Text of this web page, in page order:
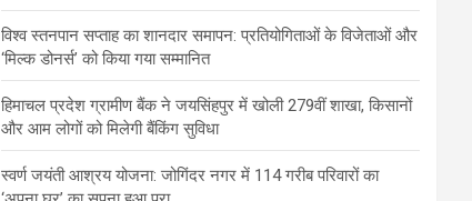
विश्व स्तनपान सप्ताह का शानदार समापन: प्रतियोगिताओं के विजेताओं और
‘मिल्क डोनर्स’ को किया गया सम्मानित
हिमाचल प्रदेश ग्रामीण बैंक ने जयसिंहपुर में खोली 279वीं शाखा, किसानों
और आम लोगों को मिलेगी बैंकिंग सुविधा
स्वर्ण जयंती आश्रय योजना: जोगिंदर नगर में 114 गरीब परिवारों का